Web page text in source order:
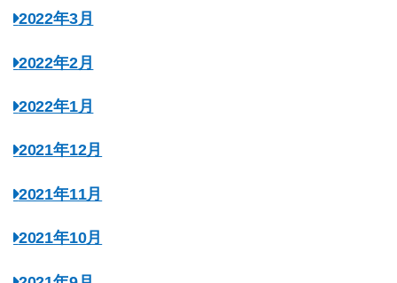
2022年3月
2022年2月
2022年1月
2021年12月
2021年11月
2021年10月